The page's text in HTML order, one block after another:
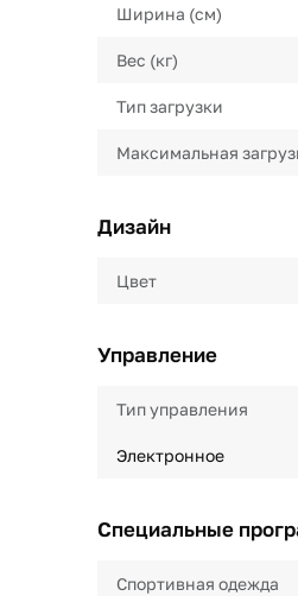
Ширина (см)
Вес (кг)
Тип загрузки
Максимальная
Дизайн
Цвет
Управление
Тип управления
Электронное
Специальные
Спортивная одежда